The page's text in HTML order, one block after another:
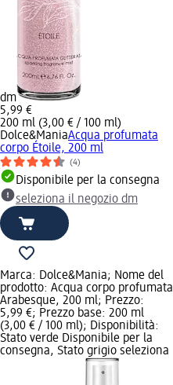
dm
5,99 €
200 ml (3,00 € / 100 ml)
Dolce&ManiaAcqua profumata
corpo Étoile, 200 ml
(4)
Disponibile per la consegna
seleziona il negozio dm
Marca: Dolce&Mania; Nome del
prodotto: Acqua corpo profumata
Arabesque, 200 ml; Prezzo:
5,99 €; Prezzo base: 200 ml
(3,00 € / 100 ml); Disponibilità:
Stato verde Disponibile per la
consegna, Stato grigio seleziona